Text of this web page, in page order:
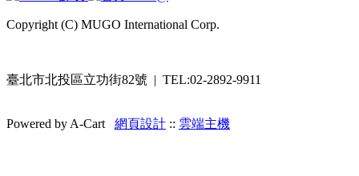
Copyright (C) MUGO International Corp.
臺北市北投區立功街82號 | TEL:02-2892-9911
Powered by A-Cart 網頁設計 :: 雲端主機